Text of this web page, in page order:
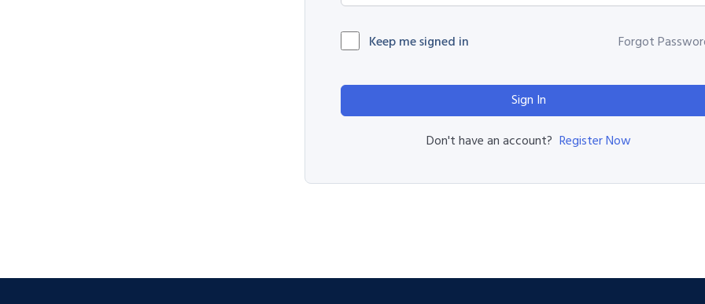
Keep me signed in Forgot
Sign In
Don't have an account? Register Now